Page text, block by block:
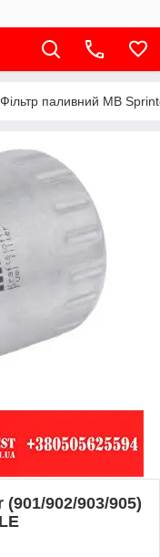
Фільтр паливний MB
902/903/905)